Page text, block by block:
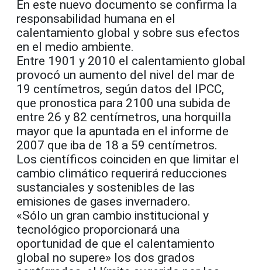
En este nuevo documento se confirma la
responsabilidad humana en el
calentamiento global y sobre sus efectos
en el medio ambiente.
Entre 1901 y 2010 el calentamiento global
provocó un aumento del nivel del mar de
19 centímetros, según datos del IPCC,
que pronostica para 2100 una subida de
entre 26 y 82 centímetros, una horquilla
mayor que la apuntada en el informe de
2007 que iba de 18 a 59 centímetros.
Los científicos coinciden en que limitar el
cambio climático requerirá reducciones
sustanciales y sostenibles de las
emisiones de gases invernadero.
«Sólo un gran cambio institucional y
tecnológico proporcionará una
oportunidad de que el calentamiento
global no supere» los dos grados